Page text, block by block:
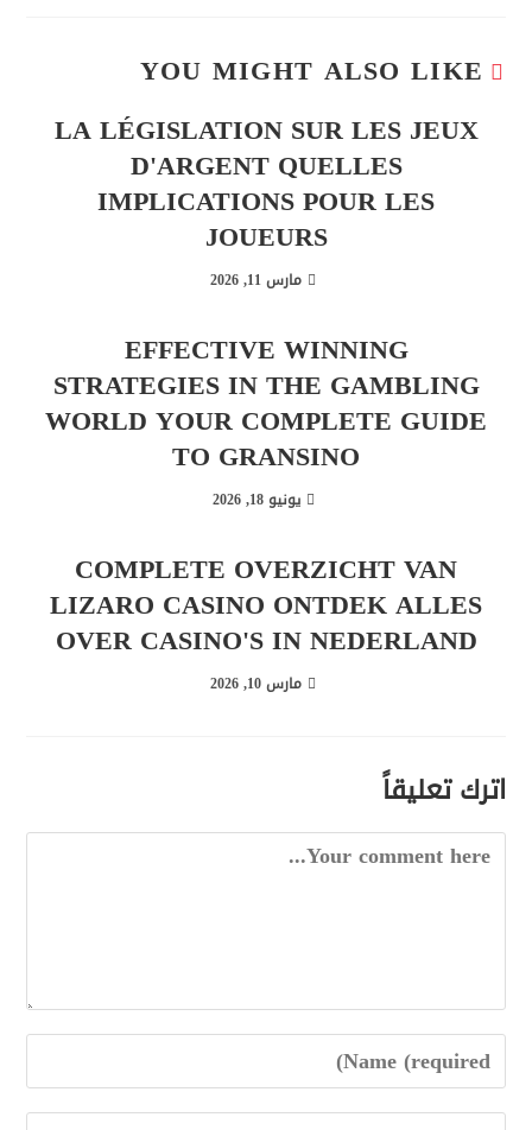
YOU MIGHT ALSO LIKE
LA LÉGISLATION SUR LES JEUX
D'ARGENT QUELLES
IMPLICATIONS POUR LES
JOUEURS
مارس 11, 2026
EFFECTIVE WINNING
STRATEGIES IN THE GAMBLING
WORLD YOUR COMPLETE GUIDE
TO GRANSINO
يونيو 18, 2026
COMPLETE OVERZICHT VAN
LIZARO CASINO ONTDEK ALLES
OVER CASINO'S IN NEDERLAND
مارس 10, 2026
اترك تعليقاً